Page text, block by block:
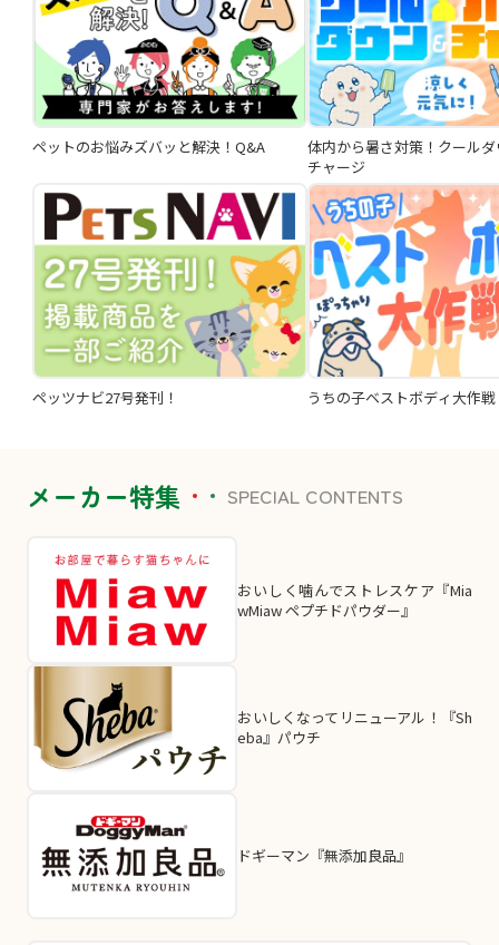
ペットのお悩みズバッと解決！Q&A
体内から暑さ対策！クール
チャージ
ペッツナビ27号発刊！ うちの子ベストボディ大作戦
メーカー特集 SPECIAL CONTENTS
おいしく噛んでストレスケア『Mia
wMiaw ペプチドパウダー』
おいしくなってリニューアル！『Sh
eba』パウチ
ドギーマン『無添加良品』